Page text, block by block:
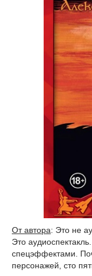
От автора: Это не
Это
спецэффектами.
персонажей, сто